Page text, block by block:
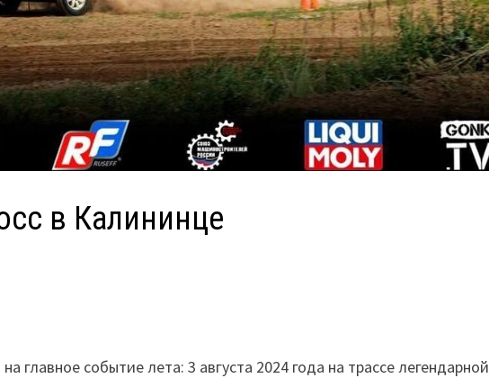
в Калининце
главное событие лета: 3 августа 2024 года на трассе легендарной